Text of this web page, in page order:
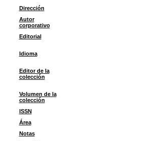
Dirección
Autor
corporativo
Editorial
Idioma
Editor de la
colección
Volumen de la
colección
ISSN
Área
Notas